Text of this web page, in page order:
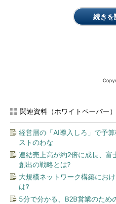
続きを
関連資料（ホワイトペーパー）
経営層の「AI導入しろ」で予
ストのわな
連結売上高が約2倍に成長、
創出の戦略とは?
大規模ネットワーク構築にお
は?
5分で分かる、B2B営業のため